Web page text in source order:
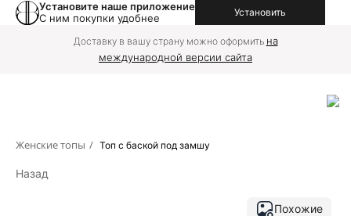
Установите наше приложение
С ним покупки удобнее
Установить
Доставку в вашу страну можно оформить на
международной версии сайта
Женские топы / Топ с баской под замшу
Назад
Похожие